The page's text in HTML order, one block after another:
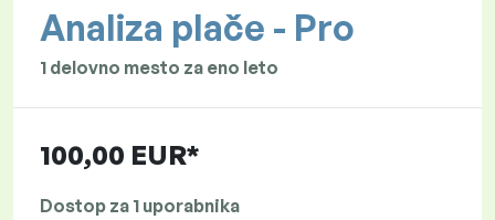
Analiza plače - Pro
1 delovno mesto za eno leto
100,00 EUR*
Dostop za 1 uporabnika